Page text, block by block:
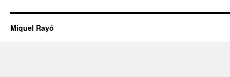
Miquel Rayó